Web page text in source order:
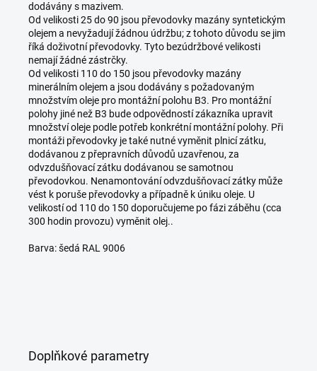
dodávány s mazivem.
Od velikosti 25 do 90 jsou převodovky mazány syntetickým
olejem a nevyžadují žádnou údržbu; z tohoto důvodu se jim
říká doživotní převodovky. Tyto bezúdržbové velikosti
nemají žádné zástrčky.
Od velikosti 110 do 150 jsou převodovky mazány
minerálním olejem a jsou dodávány s požadovaným
množstvím oleje pro montážní polohu B3. Pro montážní
polohy jiné než B3 bude odpovědností zákazníka upravit
množství oleje podle potřeb konkrétní montážní polohy. Při
montáži převodovky je také nutné vyměnit plnicí zátku,
dodávanou z přepravních důvodů uzavřenou, za
odvzdušňovací zátku dodávanou se samotnou
převodovkou. Nenamontování odvzdušňovací zátky může
vést k poruše převodovky a případně k úniku oleje. U
velikostí od 110 do 150 doporučujeme po fázi záběhu (cca
300 hodin provozu) vyměnit olej..
Barva: šedá RAL 9006
Doplňkové parametry